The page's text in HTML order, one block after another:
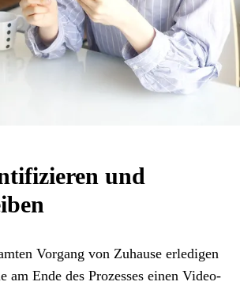
und
Vorgang von Zuhause erledigen
am Ende des Prozesses einen Video-